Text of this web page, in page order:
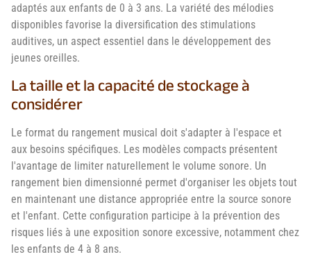
adaptés aux enfants de 0 à 3 ans. La variété des mélodies
disponibles favorise la diversification des stimulations
auditives, un aspect essentiel dans le développement des
jeunes oreilles.
La taille et la capacité de stockage à
considérer
Le format du rangement musical doit s'adapter à l'espace et
aux besoins spécifiques. Les modèles compacts présentent
l'avantage de limiter naturellement le volume sonore. Un
rangement bien dimensionné permet d'organiser les objets tout
en maintenant une distance appropriée entre la source sonore
et l'enfant. Cette configuration participe à la prévention des
risques liés à une exposition sonore excessive, notamment chez
les enfants de 4 à 8 ans.